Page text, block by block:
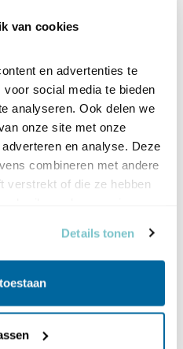
van cookies
en advertenties te
social media te bieden
analyseren. Ook delen we
onze site met onze
en analyse. Deze
combineren met andere
verstrekt of die ze hebben
Details tonen